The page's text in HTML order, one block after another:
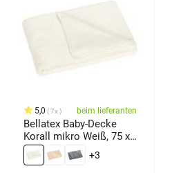
5,0 7x beim lieferanten
Bellatex Baby-Decke
Korall mikro Weiß, 75 x
100 cm
+3